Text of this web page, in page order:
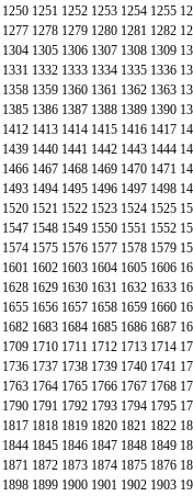
1250 1251 1252 1253 1254 1255
1277 1278 1279 1280 1281 1282
1304 1305 1306 1307 1308 1309
1331 1332 1333 1334 1335 1336
1358 1359 1360 1361 1362 1363
1385 1386 1387 1388 1389 1390
1412 1413 1414 1415 1416 1417
1439 1440 1441 1442 1443 1444
1466 1467 1468 1469 1470 1471
1493 1494 1495 1496 1497 1498
1520 1521 1522 1523 1524 1525
1547 1548 1549 1550 1551 1552
1574 1575 1576 1577 1578 1579
1601 1602 1603 1604 1605 1606
1628 1629 1630 1631 1632 1633
1655 1656 1657 1658 1659 1660
1682 1683 1684 1685 1686 1687
1709 1710 1711 1712 1713 1714
1736 1737 1738 1739 1740 1741
1763 1764 1765 1766 1767 1768
1790 1791 1792 1793 1794 1795
1817 1818 1819 1820 1821 1822
1844 1845 1846 1847 1848 1849
1871 1872 1873 1874 1875 1876
1898 1899 1900 1901 1902 1903